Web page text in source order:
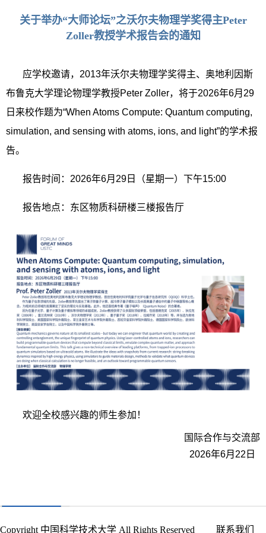
关于举办“大师论坛”之沃尔夫物理学奖得主Peter
Zoller教授学术报告会的通知
应学校邀请， 2013年沃尔夫物理学奖得主、奥地利因斯
布鲁克大学理论物理学教授Peter Zoller，将于2026年6月 29
日来校作题为“When Atoms Compute: Quantum computing,
simulation, and sensing with atoms, ions, and light”的学术报
告。
报告时间： 2026年6月 29 日（星期一）下午15:00
报告地点：东区物质科研楼三楼报告厅
欢迎全校感兴趣的师生参加！
国际合作与交流部
2026年6月22日
Copyright 中国科学技术大学 All Rights Reserved 联系我们